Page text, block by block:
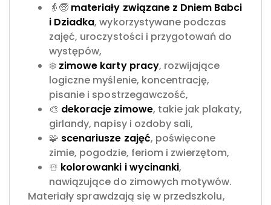
👵🧓 materiały związane z Dniem Babci
i Dziadka, wykorzystywane podczas
zajęć, uroczystości i przygotowań do
występów,
❄️ zimowe karty pracy, rozwijające
logiczne myślenie, koncentrację,
pisanie i spostrzegawczość,
🎨 dekoracje zimowe, takie jak plakaty,
girlandy, napisy i ozdoby sali,
🧩 scenariusze zajęć, poświęcone
zimie, pogodzie, feriom i zwierzętom,
☃️ kolorowanki i wycinanki,
nawiązujące do zimowych motywów.
Materiały sprawdzają się w przedszkolu,